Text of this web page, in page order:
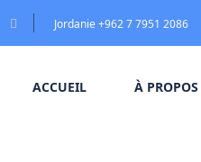
Jordanie +962 7 7951 2086
ACCUEIL À